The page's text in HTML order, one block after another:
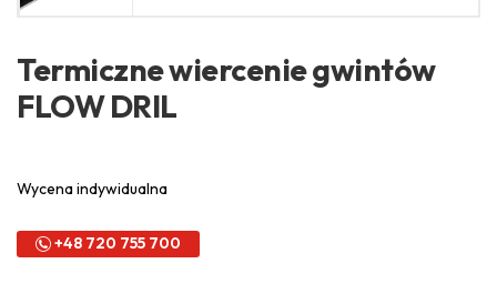
Termiczne wiercenie gwintów
FLOW DRIL
Wycena indywidualna
+48 720 755 700